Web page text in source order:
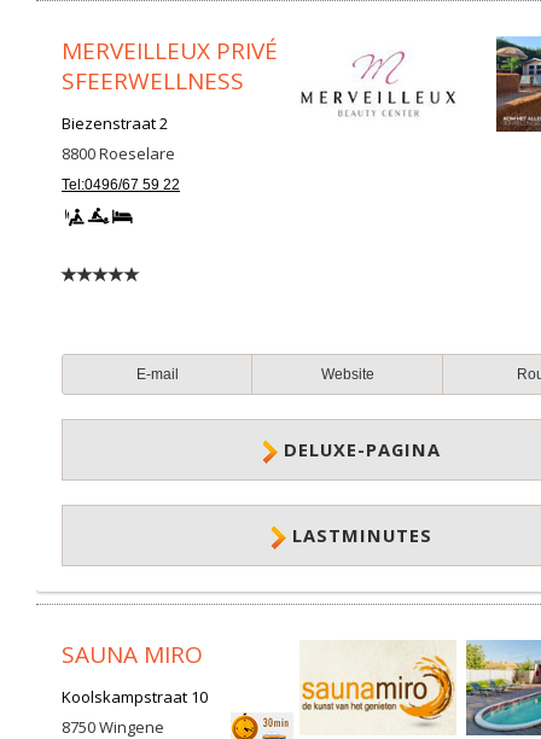
MERVEILLEUX PRIVÉ
SFEERWELLNESS
Biezenstraat 2
8800Roeselare
Tel:0496/67 59 22
E-mail Website
DELUXE-PAGINA
LASTMINUTES
SAUNA MIRO
Koolskampstraat 10
8750Wingene